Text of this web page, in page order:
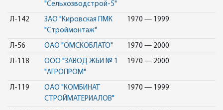
"Сельхозводстрой-5"
Л-142
ЗАО "Кировская ПМК
"Cтроймонтаж"
1970 — 1999
Л-56 ОАО "ОМСКОБЛАТО" 1970 — 2000
Л-118
ООО "ЗАВОД ЖБИ № 1
"АГРОПРОМ"
1970 — 2000
Л-119
ОАО "КОМБИНАТ
СТРОЙМАТЕРИАЛОВ"
1970 — 1999